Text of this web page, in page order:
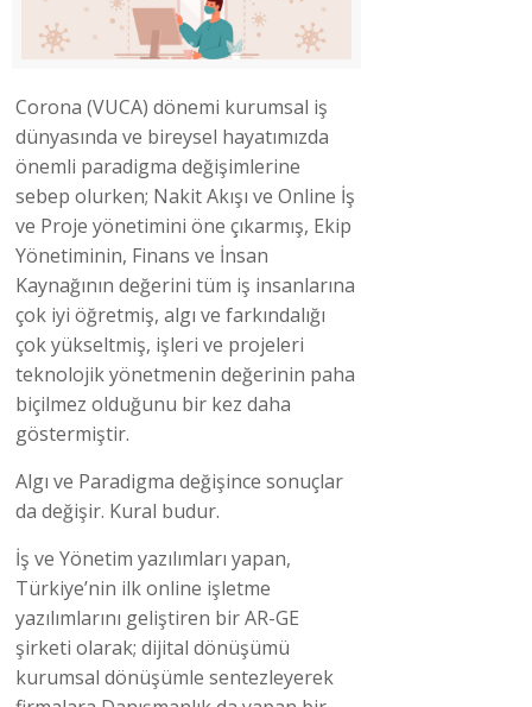
Corona (VUCA) dönemi kurumsal iş
dünyasında ve bireysel hayatımızda
önemli paradigma değişimlerine
sebep olurken; Nakit Akışı ve Online İş
ve Proje yönetimini öne çıkarmış, Ekip
Yönetiminin, Finans ve İnsan
Kaynağının değerini tüm iş insanlarına
çok iyi öğretmiş, algı ve farkındalığı
çok yükseltmiş, işleri ve projeleri
teknolojik yönetmenin değerinin paha
biçilmez olduğunu bir kez daha
göstermiştir.
Algı ve Paradigma değişince sonuçlar
da değişir. Kural budur.
İş ve Yönetim yazılımları yapan,
Türkiye’nin ilk online işletme
yazılımlarını geliştiren bir AR-GE
şirketi olarak; dijital dönüşümü
kurumsal dönüşümle sentezleyerek